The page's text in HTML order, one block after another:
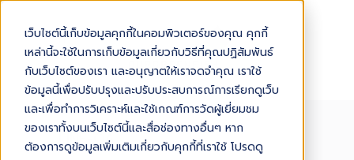
เว็บไซต์นี้เก็บข้อมูลคุกกี้ในคอมพิวเตอร์ของคุณ คุกกี้
เหล่านี้จะใช้ในการเก็บข้อมูลเกี่ยวกับวิธีที่คุณปฏิสัมพันธ์
กับเว็บไซต์ของเรา และอนุญาตให้เราจดจำคุณ เราใช้
ข้อมูลนี้เพื่อปรับปรุงและปรับประสบการณ์การเรียกดูเว็บ
และเพื่อทำการวิเคราะห์และใช้เกณฑ์การวัดผู้เยี่ยมชม
ของเราทั้งบนเว็บไซต์นี้และสื่อช่องทางอื่นๆ หาก
ต้องการดูข้อมูลเพิ่มเติมเกี่ยวกับคุกกี้ที่เราใช้ โปรดดู
LINE-OA